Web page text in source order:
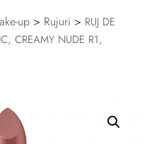
up > Rujuri > RUJ DE
CREAMY NUDE R1,